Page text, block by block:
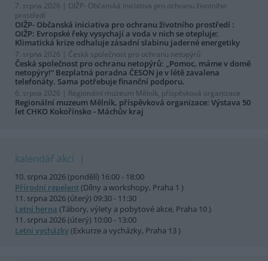
7. srpna 2026 | OIŽP- Občanská iniciativa pro ochranu životního
prostředí
OIŽP- Občanská iniciativa pro ochranu životního prostředí :
OIŽP: Evropské řeky vysychají a voda v nich se otepluje:
Klimatická krize odhaluje zásadní slabinu jaderné energetiky
7. srpna 2026 | Česká společnost pro ochranu netopýrů
Česká společnost pro ochranu netopýrů: „Pomoc, máme v domě
netopýry!“ Bezplatná poradna ČESON je v létě zavalena
telefonáty. Sama potřebuje finanční podporu.
6. srpna 2026 | Regionální muzeum Mělník, příspěvková organizace
Regionální muzeum Mělník, příspěvková organizace: Výstava 50
let CHKO Kokořínsko - Máchův kraj
kalendář akcí
10. srpna 2026 (pondělí) 16:00 - 18:00
Přírodní repelent(Dílny a workshopy, Praha 1 )
11. srpna 2026 (úterý) 09:30 - 11:30
Letní herna (Tábory, výlety a pobytové akce, Praha 10 )
11. srpna 2026 (úterý) 10:00 - 13:00
Letní vycházky(Exkurze a vycházky, Praha 13 )